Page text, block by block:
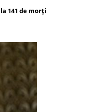
141 de morţi